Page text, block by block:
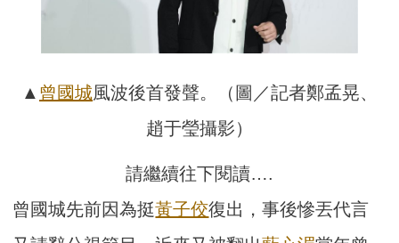
▲ 曾國城風波後首發聲。（圖／記者鄭孟晃、
趙于瑩攝影）
請繼續往下閱讀….
曾國城先前因為挺黃子佼復出，事後慘丟代言